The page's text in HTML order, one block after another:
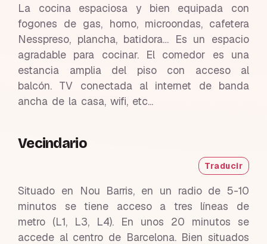
La cocina espaciosa y bien equipada con
fogones de gas, horno, microondas, cafetera
Nesspreso, plancha, batidora… Es un espacio
agradable para cocinar. El comedor es una
estancia amplia del piso con acceso al
balcón. TV conectada al internet de banda
ancha de la casa, wifi, etc...
Vecindario
Traducir
Situado en Nou Barris, en un radio de 5-10
minutos se tiene acceso a tres líneas de
metro (L1, L3, L4). En unos 20 minutos se
accede al centro de Barcelona. Bien situados